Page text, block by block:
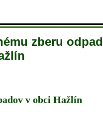
zberu
v obci Hažlín